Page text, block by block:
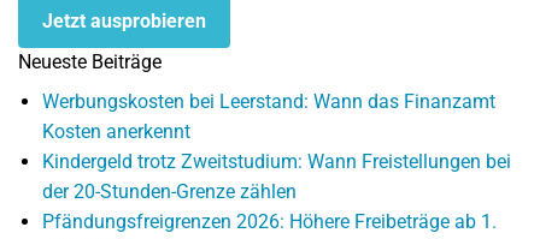
Jetzt ausprobieren
Neueste Beiträge
Werbungskosten bei Leerstand: Wann das Finanzamt
Kosten anerkennt
Kindergeld trotz Zweitstudium: Wann Freistellungen bei
der 20-Stunden-Grenze zählen
Pfändungsfreigrenzen 2026: Höhere Freibeträge ab 1.